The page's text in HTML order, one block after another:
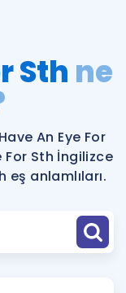
eğitim seni
Sth ne
An Eye For
For Sth İngilizce
eş anlamlıları.